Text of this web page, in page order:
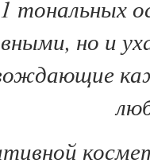
тональных
но и